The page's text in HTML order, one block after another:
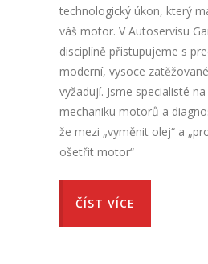
technologický úkon, který
váš motor. V Autoservisu
disciplíně přistupujeme s
moderní, vysoce
vyžadují. Jsme specialisté
mechaniku motorů a
že mezi „vyměnit olej“ a
ošetřit motor“
ČÍST VÍCE